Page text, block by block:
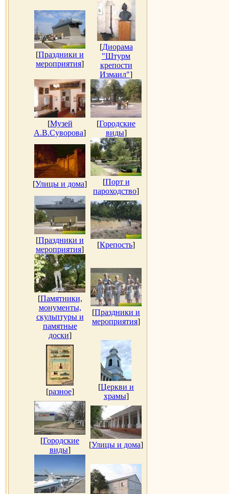
[Праздники и
мероприятия]
[Диорама
"Штурм
крепости
Измаил"]
[Музей
А.В.Суворова]
[Городские
виды]
[Улицы и дома] [Порт и
пароходство]
[Праздники и
мероприятия]
[Крепость]
[Памятники,
монументы,
скульптуры и
памятные
доски]
[Праздники и
мероприятия]
[разное]
[Церкви и
храмы]
[Городские
виды]
[Улицы и дома]